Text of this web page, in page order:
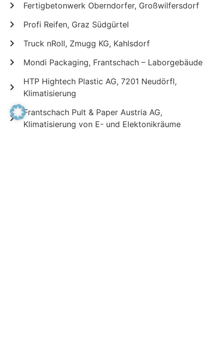
Fertigbetonwerk Oberndorfer, Großwilfersdorf
Profi Reifen, Graz Südgürtel
Truck nRoll, Zmugg KG, Kahlsdorf
Mondi Packaging, Frantschach – Laborgebäude
HTP Hightech Plastic AG, 7201 Neudörfl,
Klimatisierung
Frantschach Pult & Paper Austria AG,
Klimatisierung von E- und Elektonikräume